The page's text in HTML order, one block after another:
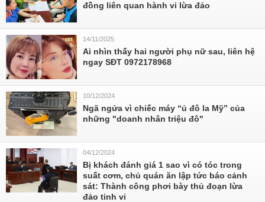
đồng liên quan hành vi lừa đảo
14/11/2025
Ai nhìn thấy hai người phụ nữ sau, liên hệ
ngay SĐT 0972178968
10/12/2024
Ngã ngửa vì chiếc máy “ủ đô la Mỹ” của
những "doanh nhân triệu đô"
04/12/2024
Bị khách đánh giá 1 sao vì có tóc trong
suất cơm, chủ quán ăn lập tức báo cảnh
sát: Thành công phơi bày thủ đoạn lừa
đảo tinh vi